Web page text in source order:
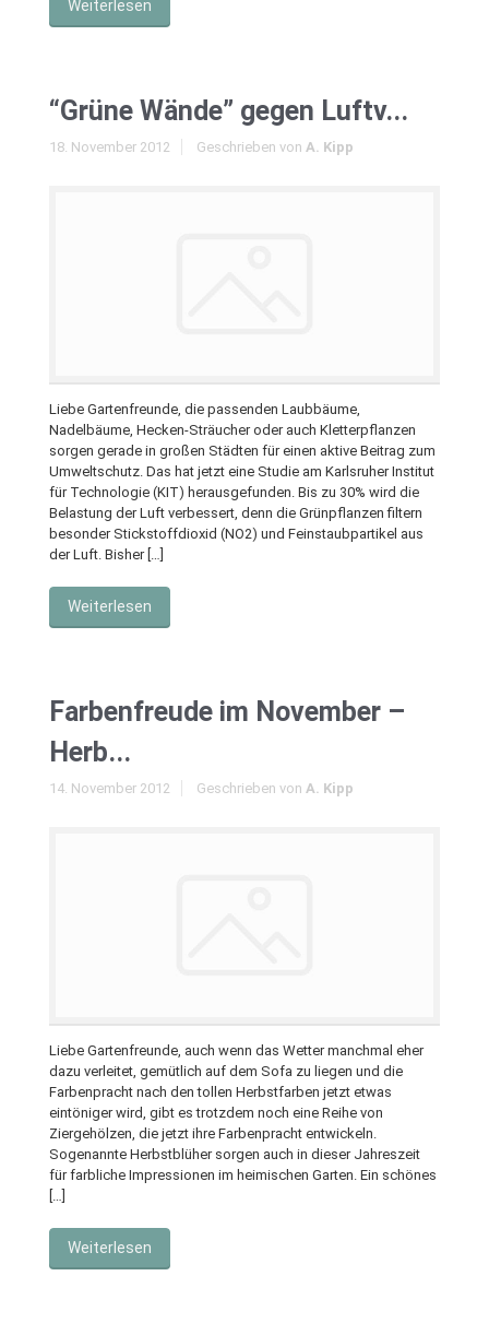
Weiterlesen
“Grüne Wände” gegen Luftv...
18. November 2012 Geschrieben von A. Kipp
Liebe Gartenfreunde, die passenden Laubbäume,
Nadelbäume, Hecken-Sträucher oder auch Kletterpflanzen
sorgen gerade in großen Städten für einen aktive Beitrag zum
Umweltschutz. Das hat jetzt eine Studie am Karlsruher Institut
für Technologie (KIT) herausgefunden. Bis zu 30% wird die
Belastung der Luft verbessert, denn die Grünpflanzen filtern
besonder Stickstoffdioxid (NO2) und Feinstaubpartikel aus
der Luft. Bisher […]
Weiterlesen
Farbenfreude im November –
Herb...
14. November 2012 Geschrieben von A. Kipp
Liebe Gartenfreunde, auch wenn das Wetter manchmal eher
dazu verleitet, gemütlich auf dem Sofa zu liegen und die
Farbenpracht nach den tollen Herbstfarben jetzt etwas
eintöniger wird, gibt es trotzdem noch eine Reihe von
Ziergehölzen, die jetzt ihre Farbenpracht entwickeln.
Sogenannte Herbstblüher sorgen auch in dieser Jahreszeit
für farbliche Impressionen im heimischen Garten. Ein schönes
[…]
Weiterlesen